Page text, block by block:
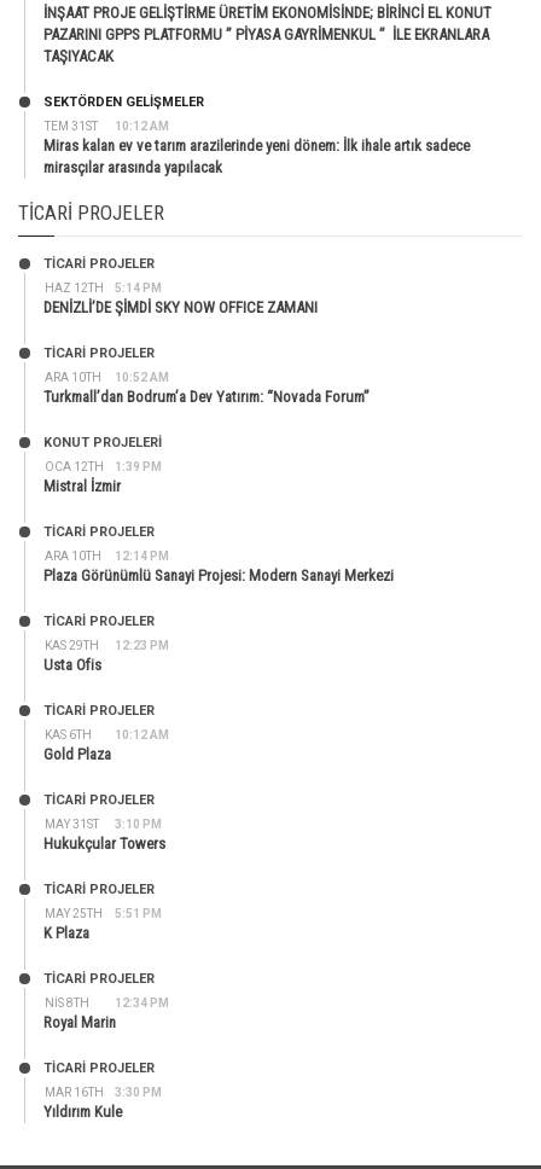
İNŞAAT PROJE GELİŞTİRME ÜRETİM EKONOMİSİNDE; BİRİNCİ EL KONUT
PAZARINI GPPS PLATFORMU ” PİYASA GAYRİMENKUL ” İLE EKRANLARA
TAŞIYACAK
TEM 31ST 10:12 AM
SEKTÖRDEN GELIŞMELER
Miras kalan ev ve tarım arazilerinde yeni dönem: İlk ihale artık sadece
mirasçılar arasında yapılacak
TICARI PROJELER
HAZ 12TH 5:14 PM
TİCARİ PROJELER
DENİZLİ’DE ŞİMDİ SKY NOW OFFICE ZAMANI
ARA 10TH 10:52 AM
TİCARİ PROJELER
Turkmall’dan Bodrum’a Dev Yatırım: “Novada Forum”
OCA 12TH 1:39 PM
KONUT PROJELERI
Mistral İzmir
ARA 10TH 12:14 PM
TİCARİ PROJELER
Plaza Görünümlü Sanayi Projesi: Modern Sanayi Merkezi
KAS 29TH 12:23 PM
TİCARİ PROJELER
Usta Ofis
KAS 6TH 10:12 AM
TİCARİ PROJELER
Gold Plaza
MAY 31ST 3:10 PM
TİCARİ PROJELER
Hukukçular Towers
MAY 25TH 5:51 PM
TİCARİ PROJELER
K Plaza
NIS 8TH 12:34 PM
TİCARİ PROJELER
Royal Marin
MAR 16TH 3:30 PM
TİCARİ PROJELER
Yıldırım Kule